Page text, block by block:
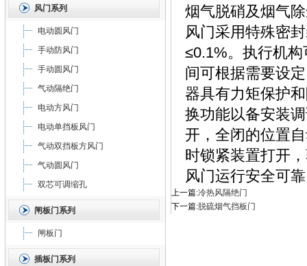
风门系列
电动圆风门
手动防风门
手动圆风门
气动隔绝门
电动方风门
电动单挡板风门
气动双挡板方风门
气动圆风门
双芯可调缩孔
闸板门系列
闸板门
插板门系列
烟气脱硝及烟气
风门采用特殊密
≤0.1%。执行机
间可根据需要设
器具有力矩保护
换功能以备安装
开，全闭的位置
时锁紧装置打开
风门运行安全可
上一篇:冷热风隔绝门
下一篇:脱硫烟气挡板门